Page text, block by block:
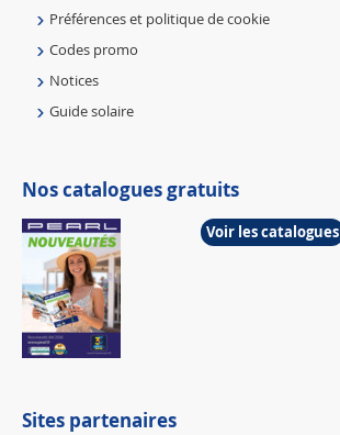
Préférences et politique de cookie
Codes promo
Notices
Guide solaire
Nos catalogues gratuits
Voir les catalogues
Sites partenaires